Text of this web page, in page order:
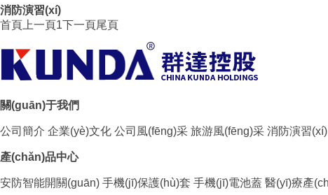
消防演習(xí)
首頁 上一頁1下一頁尾頁
關(guān)于我們
公司簡介 企業(yè)文化 公司風(fēng)采 旅游風(fēng)采 消防演習(xí)
產(chǎn)品中心
安防智能開關(guān) 手機(jī)保護(hù)套 手機(jī)電池蓋 醫(yī)療產